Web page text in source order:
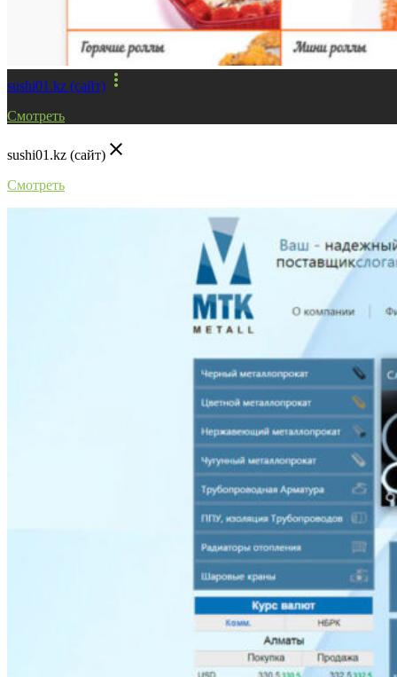
sushi01.kz (сайт) more_vert
Смотреть
sushi01.kz (сайт) close
Смотреть